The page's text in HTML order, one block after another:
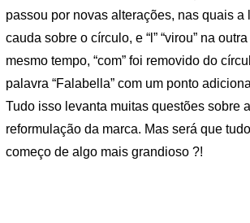
passou por novas alterações, nas quais a
cauda sobre o círculo, e “l” “virou” na
mesmo tempo, “com” foi removido do
palavra “Falabella” com um ponto
Tudo isso levanta muitas questões sobre
reformulação da marca. Mas será que
começo de algo mais grandioso ?!